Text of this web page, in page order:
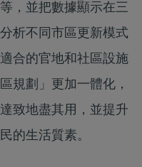
，並把數據顯示在三
析不同市區更新模式
合的官地和社區設施
規劃」更加一體化，
致地盡其用，並提升
的生活質素。